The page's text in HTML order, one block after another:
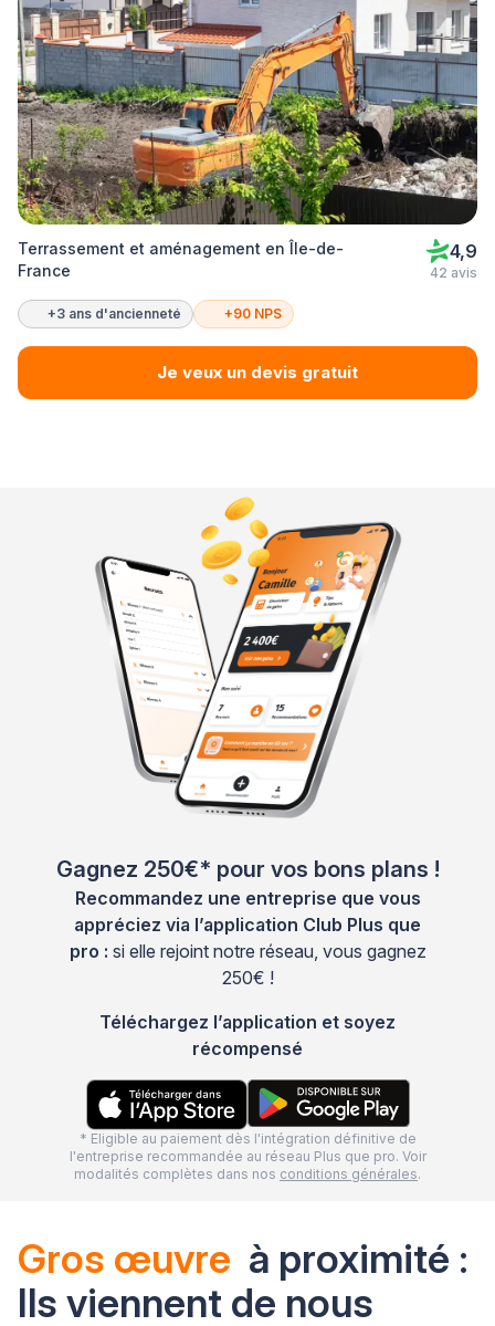
Terrassement et aménagement en Île-de-
France
4,9
42 avis
+3 ans d'ancienneté +90 NPS
Je veux un devis gratuit
Gagnez 250€* pour vos bons plans !
Recommandez une entreprise que vous
appréciez via l’application Club Plus que
pro : si elle rejoint notre réseau, vous gagnez
250€ !
Téléchargez l’application et soyez
récompensé
* Eligible au paiement dès l'intégration définitive de
l'entreprise recommandée au réseau Plus que pro. Voir
modalités complètes dans nos conditions générales.
Gros œuvre à proximité :
Ils viennent de nous